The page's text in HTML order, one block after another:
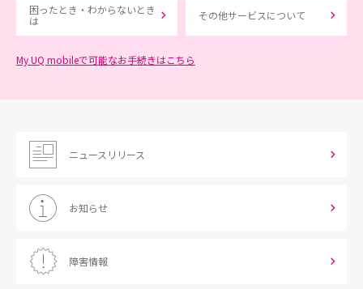
困ったとき・わからないとき
は
その他サービスについて
My UQ mobileで可能なお手続きはこちら
ニュースリリース
お知らせ
障害情報